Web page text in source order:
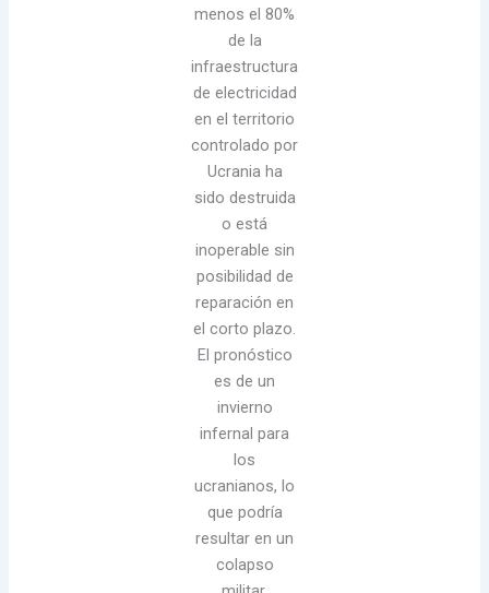
menos el 80%
de la
infraestructura
de electricidad
en el territorio
controlado por
Ucrania ha
sido destruida
o está
inoperable sin
posibilidad de
reparación en
el corto plazo.
El pronóstico
es de un
invierno
infernal para
los
ucranianos, lo
que podría
resultar en un
colapso